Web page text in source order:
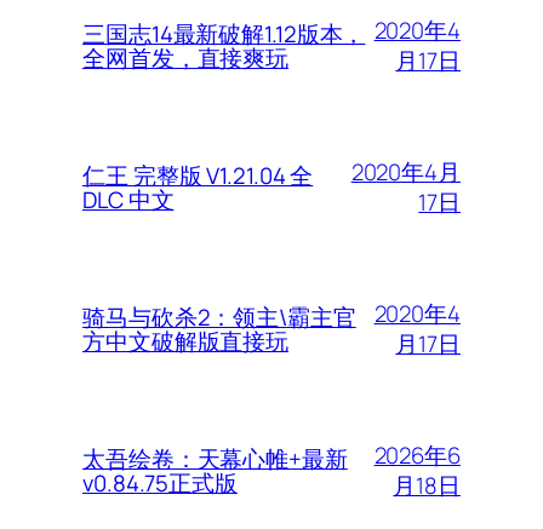
三国志14最新破解1.12版本，
全网首发，直接爽玩
2020年4
月17日
仁王 完整版 V1.21.04 全
DLC 中文
2020年4月
17日
骑马与砍杀2：领主\霸主官
方中文破解版直接玩
2020年4
月17日
太吾绘卷：天幕心帷+最新
v0.84.75正式版
2026年6
月18日